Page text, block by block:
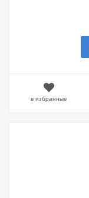
в избранные